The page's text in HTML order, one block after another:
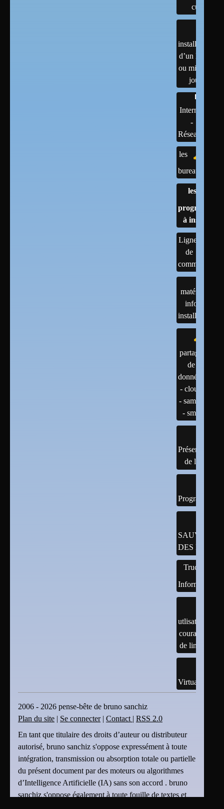
cups
installation
d’un linux
ou mises à
jour
Internet
-
Réseaux
les
bureaux
les
programmes
à installer
Lignes
de
commandes
matériels :
infos et
installations
partage
de
données
- cloud
- samba
- smb
Présentation
de linux
DES
Trucs
Informatiques
utlisation
courante
de linux
Virtualisation
2006 - 2026 pense-bête de bruno sanchiz
Plan du site | Se connecter| Contact | RSS 2.0
En tant que titulaire des droits d’auteur ou distributeur
autorisé, bruno sanchiz s'oppose expressément à toute
intégration, transmission ou absorption totale ou partielle
du présent document par des moteurs ou algorithmes
d’Intelligence Artificielle (IA) sans son accord . bruno
sanchiz s'oppose également à toute fouille de textes et